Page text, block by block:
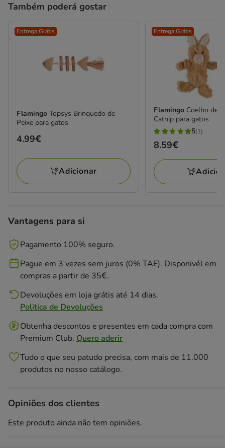
Também poderá gostar
Entrega Grátis
Flamingo Topsys Brinquedo de
Peixe para gatos
Preço
4.99€
Adicionar
Entrega Grátis
Flamingo Coelho de
Catnip para gatos
5
estrelas
com
1
avaliações
5(1)
Preço
8.59€
8.59€
Vantagens para si
Pagamento 100% seguro.
Pague em 3 vezes sem juros (0% TAE). Disponivél em
compras a partir de 35€.
Devoluções em loja grátis até 14 dias.
Politica de Devoluções
Obtenha descontos e presentes em cada compra com
Premium Club. Quero aderir
Tudo o que seu patudo precisa, com mais de 11.000
produtos no nosso catálogo.
Opiniões dos clientes
Este produto ainda não tem opiniões.